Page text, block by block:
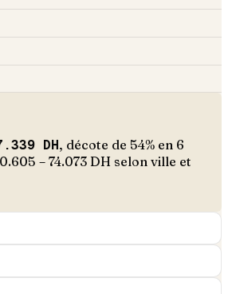
DH, décote de 54% en 6
– 74.073DH selon ville et